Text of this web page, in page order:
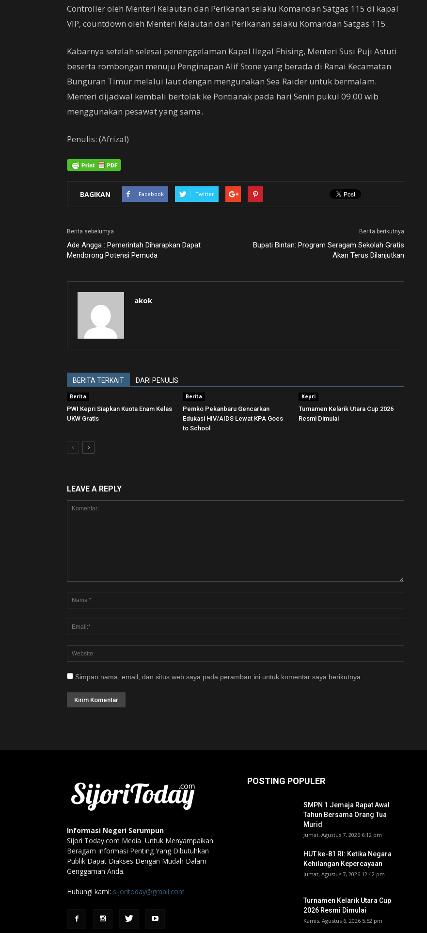
Controller oleh Menteri Kelautan dan Perikanan selaku Komandan Satgas 115 di kapal
VIP, countdown oleh Menteri Kelautan dan Perikanan selaku Komandan Satgas 115.
Kabarnya setelah selesai penenggelaman Kapal Ilegal Fhising, Menteri Susi Puji Astuti
beserta rombongan menuju Penginapan Alif Stone yang berada di Ranai Kecamatan
Bunguran Timur melalui laut dengan mengunakan Sea Raider untuk bermalam.
Menteri dijadwal kembali bertolak ke Pontianak pada hari Senin pukul 09.00 wib
menggunakan pesawat yang sama.
Penulis: (Afrizal)
BAGIKAN Facebook Twitter
Berita sebelumya
Ade Angga : Pemerintah Diharapkan Dapat
Mendorong Potensi Pemuda
Berita berikutnya
Bupati Bintan: Program Seragam Sekolah Gratis
Akan Terus Dilanjutkan
akok
BERITA TERKAIT DARI PENULIS
Berita
PWI Kepri Siapkan Kuota Enam Kelas
UKW Gratis
Berita
Pemko Pekanbaru Gencarkan
Edukasi HIV/AIDS Lewat KPA Goes
to School
Kepri
Turnamen Kelarik Utara Cup 2026
Resmi Dimulai
LEAVE A REPLY
Simpan nama, email, dan situs web saya pada peramban ini untuk komentar saya berikutnya.
Informasi Negeri Serumpun
Sijori Today.com Media Untuk Menyampaikan
Beragam Informasi Penting Yang Dibutuhkan
Publik Dapat Diakses Dengan Mudah Dalam
Genggaman Anda.
Hubungi kami: sijoritoday@gmail.com
POSTING POPULER
SMPN 1 Jemaja Rapat Awal
Tahun Bersama Orang Tua
Murid ‎
Jumat, Agustus 7, 2026 6:12 pm
HUT ke-81 RI: Ketika Negara
Kehilangan Kepercayaan
Jumat, Agustus 7, 2026 12:42 pm
Turnamen Kelarik Utara Cup
2026 Resmi Dimulai
Kamis, Agustus 6, 2026 5:52 pm